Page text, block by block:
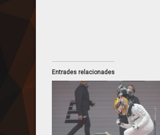
Entrades relacionades